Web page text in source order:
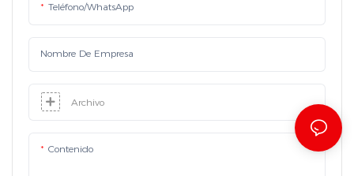
Teléfono/WhatsApp
Nombre De Empresa
Archivo
Contenido